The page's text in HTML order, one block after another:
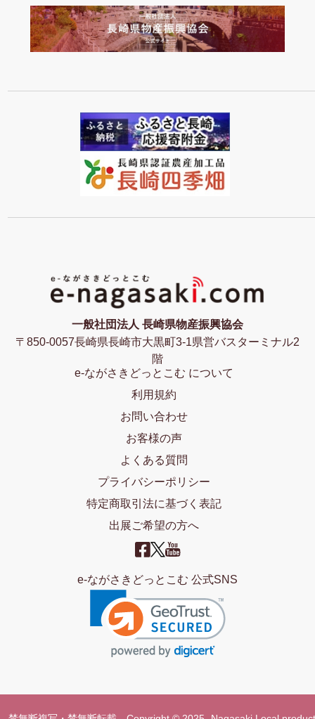
一般社団法人 長崎県物産振興協会
〒850-0057長崎県長崎市大黒町3-1県営バスターミナル2
階
e-ながさきどっとこむ について
利用規約
お問い合わせ
お客様の声
よくある質問
プライバシーポリシー
特定商取引法に基づく表記
出展ご希望の方へ
e-ながさきどっとこむ 公式SNS